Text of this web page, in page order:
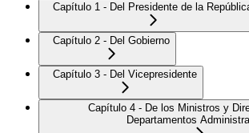
Capítulo 1 - Del Presidente de la
Capítulo 2 - Del Gobierno
Capítulo 3 - Del Vicepresidente
Capítulo 4 - De los Ministros y
Departamentos